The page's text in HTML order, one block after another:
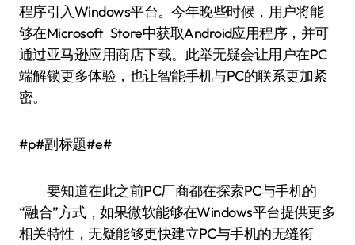
程序引入Windows平台。今年晚些时候，用户将能
够在Microsoft Store中获取Android应用程序，并可
通过亚马逊应用商店下载。此举无疑会让用户在PC
端解锁更多体验，也让智能手机与PC的联系更加紧
密。
#p#副标题#e#
要知道在此之前PC厂商都在探索PC与手机的
“融合”方式，如果微软能够在Windows平台提供更多
相关特性，无疑能够更快建立PC与手机的无缝衔